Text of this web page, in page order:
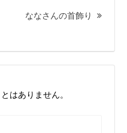
ななさんの首飾り
次
はありません。